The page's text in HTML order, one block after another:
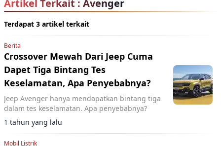
Artikel Terkait : Avenger
Terdapat 3 artikel terkait
Berita
Crossover Mewah Dari Jeep Cuma
Dapet Tiga Bintang Tes
Keselamatan, Apa Penyebabnya?
Jeep Avenger hanya mendapatkan bintang tiga
dalam tes keselamatan. Apa penyebabnya?
1 tahun yang lalu
Mobil Listrik